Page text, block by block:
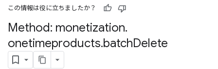
この情報は役に立ちましたか？
Method: monetization.
onetimeproducts.batchDelete